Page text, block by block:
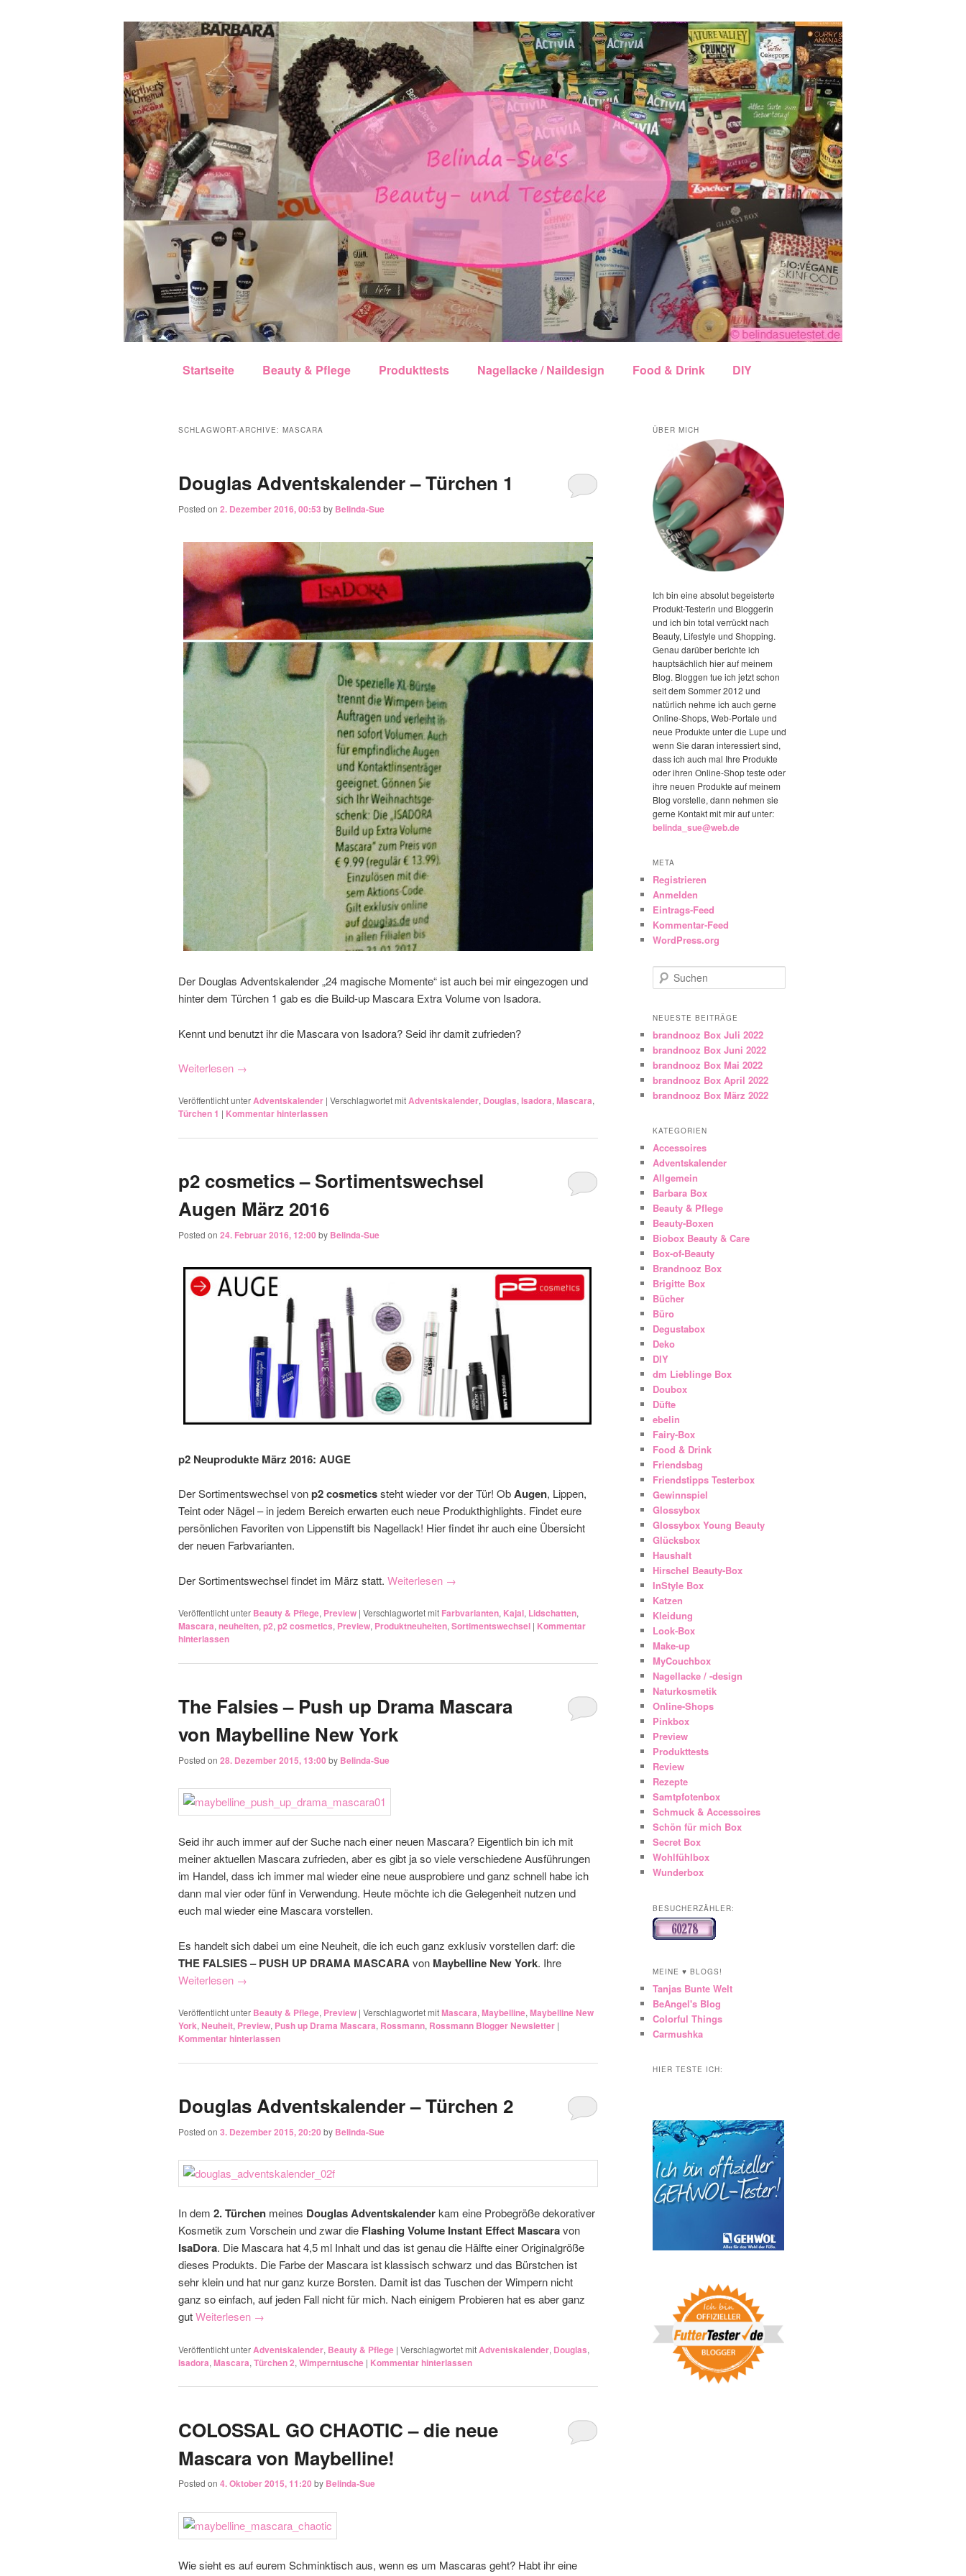
Zum Inhalt wechseln
Zum sekundären Inhalt wechseln
Startseite Beauty & Pflege Produkttests Nagellacke / Naildesign Food & Drink DIY
SCHLAGWORT-ARCHIVE: MASCARA
Douglas Adventskalender – Türchen 1
Posted on 2. Dezember 2016, 00:53 by Belinda-Sue
Der Douglas Adventskalender „24 magische Momente“ ist auch bei mir eingezogen und
hinter dem Türchen 1 gab es die Build-up Mascara Extra Volume von Isadora.
Kennt und benutzt ihr die Mascara von Isadora? Seid ihr damit zufrieden?
Weiterlesen →
Veröffentlicht unterAdventskalender | Verschlagwortet mitAdventskalender, Douglas,Isadora,Mascara,
Türchen 1 | Kommentar hinterlassen
p2 cosmetics – Sortimentswechsel
Posted on 24. Februar 2016, 12:00 by Belinda-Sue
p2 Neuprodukte März 2016: AUGE
Der Sortimentswechsel vonp2 cosmeticssteht wieder vor der Tür! ObAugen, Lippen,
Teint oder Nägel – in jedem Bereich erwarten euch neue Produkthighlights. Findet eure
persönlichen Favoriten von Lippenstift bis Nagellack! Hier findet ihr auch eine Übersicht
der neuen Farbvarianten.
Der Sortimentswechsel findet im März statt. Weiterlesen →
Veröffentlicht unter Beauty & Pflege, Preview | Verschlagwortet mit Farbvarianten, Kajal, Lidschatten,
Mascara, neuheiten, p2, p2 cosmetics, Preview, Produktneuheiten, Sortimentswechsel | Kommentar
hinterlassen
The Falsies – Push up Drama Mascara
von Maybelline New York
Posted on 28. Dezember 2015, 13:00 by Belinda-Sue
Seid ihr auch immer auf der Suche nach einer neuen Mascara? Eigentlich bin ich mit
meiner aktuellen Mascara zufrieden, aber es gibt ja so viele verschiedene Ausführungen
im Handel, dass ich immer mal wieder eine neue ausprobiere und ganz schnell habe ich
dann mal vier oder fünf in Verwendung. Heute möchte ich die Gelegenheit nutzen und
euch mal wieder eine Mascara vorstellen.
Es handelt sich dabei um eine Neuheit, die ich euch ganz exklusiv vorstellen darf: die
THE FALSIES – PUSH UP DRAMA MASCARAvon Maybelline New York. Ihre
Weiterlesen →
Veröffentlicht unter Beauty & Pflege, Preview | Verschlagwortet mitMascara, Maybelline, Maybelline New
York, Neuheit, Preview, Push up Drama Mascara, Rossmann, Rossmann Blogger Newsletter |
Kommentar hinterlassen
Douglas Adventskalender – Türchen 2
Posted on 3. Dezember 2015, 20:20 by Belinda-Sue
In dem 2. Türchen meines Douglas Adventskalenderkam eine Probegröße dekorativer
Kosmetik zum Vorschein und zwar die Flashing Volume Instant Effect Mascaravon
IsaDora. Die Mascara hat 4,5 ml Inhalt und das ist genau die Hälfte einer Originalgröße
dieses Produkts. Die Farbe der Mascara ist klassisch schwarz und das Bürstchen ist
sehr klein und hat nur ganz kurze Borsten. Damit ist das Tuschen der Wimpern nicht
ganz so einfach, auf jeden Fall nicht für mich. Nach einigem Probieren hat es aber ganz
gutWeiterlesen →
Veröffentlicht unterAdventskalender, Beauty & Pflege | Verschlagwortet mitAdventskalender, Douglas,
Isadora, Mascara, Türchen 2, Wimperntusche | Kommentar hinterlassen
COLOSSAL GO CHAOTIC – die neue
Posted on 4. Oktober 2015, 11:20 by Belinda-Sue
Wie sieht es auf eurem Schminktisch aus, wenn es um Mascaras geht? Habt ihr eine
ÜBER MICH
Ich bin eine absolut begeisterte
Produkt-Testerin und Bloggerin
und ich bin total verrückt nach
Beauty, Lifestyle und Shopping.
Genau darüber berichte ich
hauptsächlich hier auf meinem
Blog. Bloggen tue ich jetzt schon
seit dem Sommer 2012 und
natürlich nehme ich auch gerne
Online-Shops, Web-Portale und
neue Produkte unter die Lupe und
wenn Sie daran interessiert sind,
dass ich auch mal Ihre Produkte
oder ihren Online-Shop teste oder
ihre neuen Produkte auf meinem
Blog vorstelle, dann nehmen sie
gerne Kontakt mit mir auf unter:
belinda_sue@web.de
META
Registrieren
Anmelden
Eintrags-Feed
Kommentar-Feed
WordPress.org
Suchen
NEUESTE BEITRÄGE
brandnooz Box Juli 2022
brandnooz Box Juni 2022
brandnooz Box Mai 2022
brandnooz Box April 2022
brandnooz Box März 2022
KATEGORIEN
Accessoires
Adventskalender
Allgemein
Barbara Box
Beauty & Pflege
Beauty-Boxen
Biobox Beauty & Care
Box-of-Beauty
Brandnooz Box
Brigitte Box
Bücher
Büro
Degustabox
Deko
DIY
dm Lieblinge Box
Doubox
Düfte
ebelin
Fairy-Box
Food & Drink
Friendsbag
Friendstipps Testerbox
Gewinnspiel
Glossybox
Glossybox Young Beauty
Glücksbox
Haushalt
Hirschel Beauty-Box
InStyle Box
Katzen
Kleidung
Look-Box
Make-up
MyCouchbox
Nagellacke / -design
Naturkosmetik
Online-Shops
Pinkbox
Preview
Produkttests
Review
Rezepte
Samtpfotenbox
Schmuck & Accessoires
Schön für mich Box
Secret Box
Wohlfühlbox
Wunderbox
BESUCHERZÄHLER:
MEINE ♥ BLOGS!
Tanjas Bunte Welt
BeAngel's Blog
Colorful Things
Carmushka
HIER TESTE ICH: